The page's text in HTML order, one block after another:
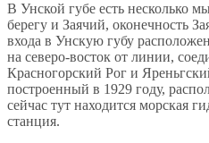
В Унской губе есть несколько
берегу и Заячий, оконечность
входа в Унскую губу
на северо-восток от линии,
Красногорский Рог и
построенный в 1929 году,
сейчас тут находится морская
станция.